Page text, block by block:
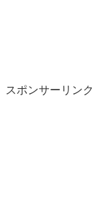
スポンサーリンク